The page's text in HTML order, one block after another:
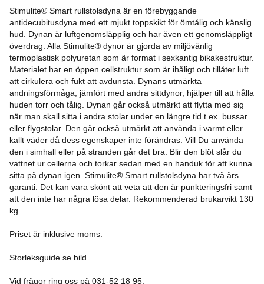
Stimulite® Smart rullstolsdyna är en förebyggande
antidecubitusdyna med ett mjukt toppskikt för ömtålig och känslig
hud. Dynan är luftgenomsläpplig och har även ett genomsläppligt
överdrag. Alla Stimulite® dynor är gjorda av miljövänlig
termoplastisk polyuretan som är format i sexkantig bikakestruktur.
Materialet har en öppen cellstruktur som är ihåligt och tillåter luft
att cirkulera och fukt att avdunsta. Dynans utmärkta
andningsförmåga, jämfört med andra sittdynor, hjälper till att hålla
huden torr och tålig. Dynan går också utmärkt att flytta med sig
när man skall sitta i andra stolar under en längre tid t.ex. bussar
eller flygstolar. Den går också utmärkt att använda i varmt eller
kallt väder då dess egenskaper inte förändras. Vill Du använda
den i simhall eller på stranden går det bra. Blir den blöt slår du
vattnet ur cellerna och torkar sedan med en handuk för att kunna
sitta på dynan igen. Stimulite® Smart rullstolsdyna har två års
garanti. Det kan vara skönt att veta att den är punkteringsfri samt
att den inte har några lösa delar. Rekommenderad brukarvikt 130
kg.
Priset är inklusive moms.
Storleksguide se bild.
Vid frågor ring oss på 031-52 18 95.